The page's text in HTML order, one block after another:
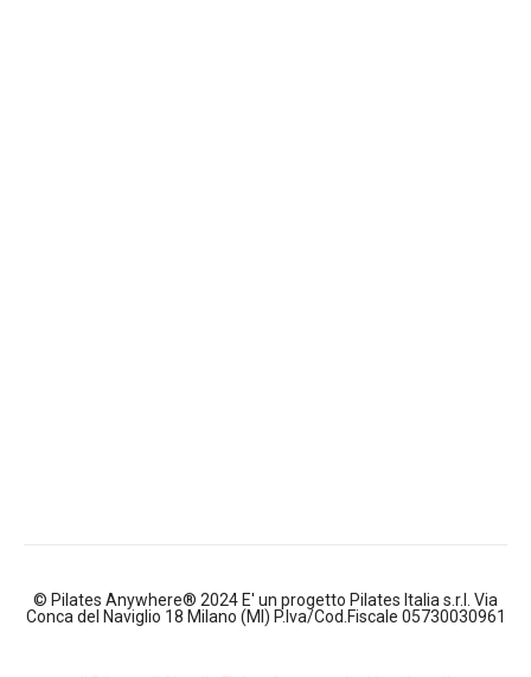
© Pilates Anywhere® 2024 E' un progetto Pilates Italia s.r.l. Via
Conca del Naviglio 18 Milano (MI) P.Iva/Cod.Fiscale 05730030961